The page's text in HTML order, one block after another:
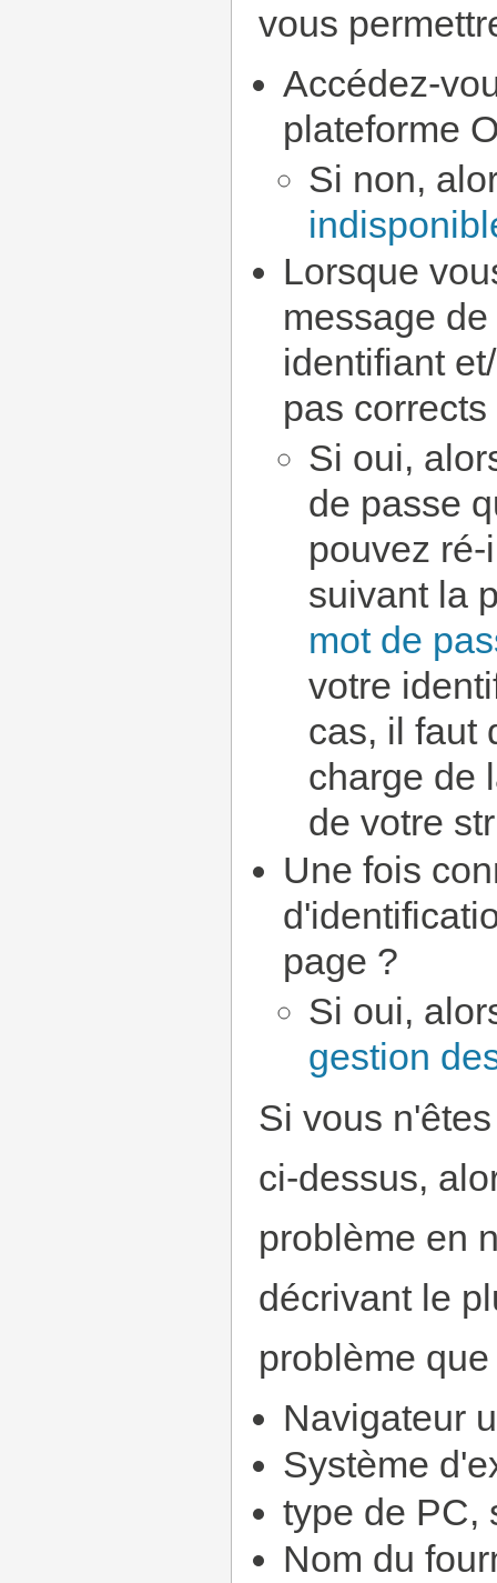
vous
Accédez-
plateforme
Si non,
Lorsque
message
identifiant
pas corrects
Si oui,
de passe
pouvez
suivant la
mot de
votre
cas, il faut
charge de
de votre
Une fois
page ?
Si oui,
gestion
Si vous
ci-dessus,
problème en
décrivant le
problème
Navigateur
Système
type de PC,
Nom du